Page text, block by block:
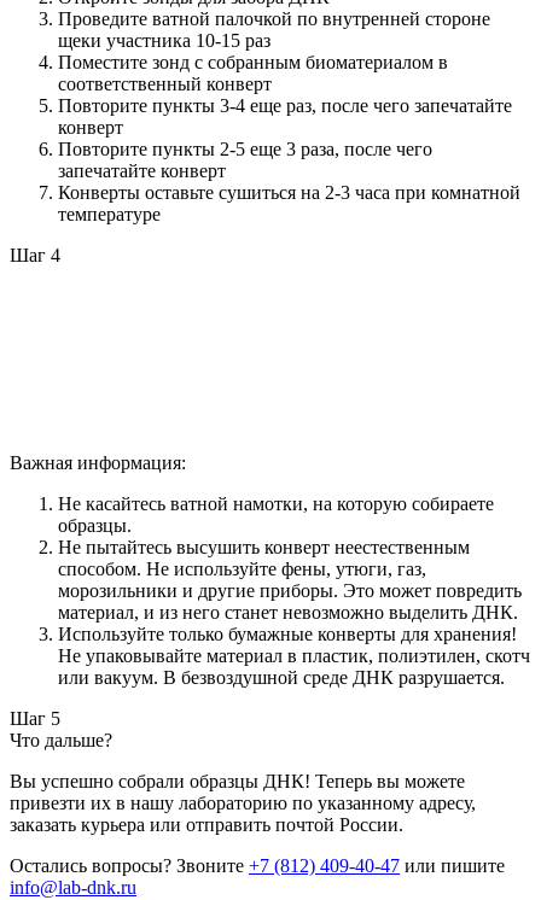
Проведите ватной палочкой по внутренней стороне
щеки участника 10-15 раз
Поместите зонд с собранным биоматериалом в
соответственный конверт
Повторите пункты 3-4 еще раз, после чего запечатайте
конверт
Повторите пункты 2-5 еще 3 раза, после чего
запечатайте конверт
Конверты оставьте сушиться на 2-3 часа при комнатной
температуре
Шаг 4
Важная информация:
Не касайтесь ватной намотки, на которую собираете
образцы.
Не пытайтесь высушить конверт неестественным
способом. Не используйте фены, утюги, газ,
морозильники и другие приборы. Это может повредить
материал, и из него станет невозможно выделить ДНК.
Используйте только бумажные конверты для хранения!
Не упаковывайте материал в пластик, полиэтилен, скотч
или вакуум. В безвоздушной среде ДНК разрушается.
Шаг 5
Что дальше?
Вы успешно собрали образцы ДНК! Теперь вы можете
привезти их в нашу лабораторию по указанному адресу,
заказать курьера или отправить почтой России.
Остались вопросы? Звоните +7 (812) 409-40-47 или пишите
info@lab-dnk.ru